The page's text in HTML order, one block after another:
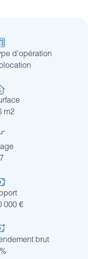
d’opération
m2
000 €
brut